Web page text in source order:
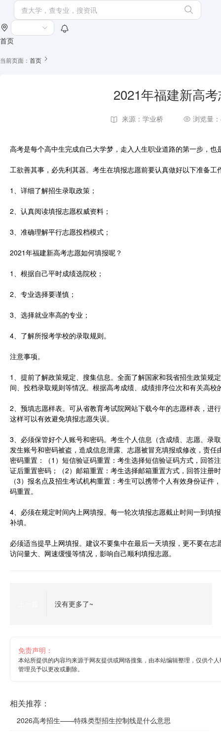
首页
当前页面： 首页
2021年福建新高
来源：学业桥 浏览量
高考是每个高中生完成自己大学梦，走入人生职业道路的第一步，
工欲善其事，必先利其器。考生在填报志愿前要认真做好以下准备工
1、详细了解招生录取政策；
2、认真阅读填报志愿权威资料；
3、准确理解平行志愿投档模式；
2021年福建新高考志愿如何填报呢？
1、根据自己平时成绩选院校；
2、专业选择要谨慎；
3、选择就业率高的专业；
4、了解所报考学校的录取规则。
注意事项。
1、提前了解政策规定、搜集信息。全面了解国家和我省招生政策规
间、投档录取规则等情况。根据高考成绩、成绩排序位次和有关高
2、预填志愿样表。可从省教育考试院网站下载今年的志愿样表，进
这样可以有效避免填报志愿失误。
3、必须保管好个人账号和密码。考生个人信息（含成绩、志愿、录
发生账号和密码被盗，造成信息泄露、志愿被冒充填报或修改，责
密码重置：（1）短信验证码重置：考生选择短信验证码方式，回答
证后重置密码；（2）邮箱重置：考生选择邮箱重置方式，回答注册
（3）报名点及招生考试机构重置：考生可以携带个人有效身份证
码重置。
4、必须在规定时间内上网填报。每一轮次填报志愿截止时间一到填
补填。
必须适当提早上网填报。建议不要集中在最后一天填报，更不要在
访问量大、网速缓慢等情况，影响自己顺利填报志愿。
没有更多了~
免责声明：
本站所提供的内容均来源于网友提供或网络搜集，由本站编辑整理，仅供个
管理员予以更改或删除。
相关推荐：
2026高考招生——特殊类型招生控制线是什么意思